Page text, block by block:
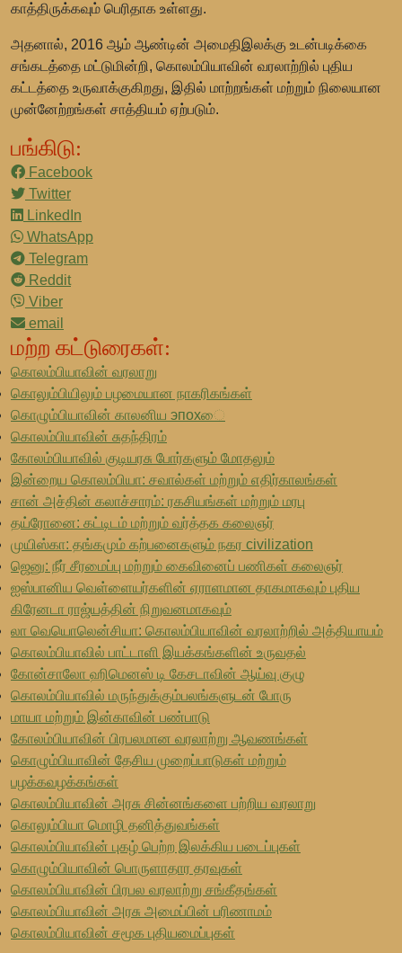
காத்திருக்கவும் பெரிதாக உள்ளது.
அதனால், 2016 ஆம் ஆண்டின் அமைதிஇலக்கு உடன்படிக்கை
சங்கடத்தை மட்டுமின்றி, கொலம்பியாவின் வரலாற்றில் புதிய
கட்டத்தை உருவாக்குகிறது, இதில் மாற்றங்கள் மற்றும் நிலையான
முன்னேற்றங்கள் சாத்தியம் ஏற்படும்.
பங்கிடு:
Facebook
Twitter
LinkedIn
WhatsApp
Telegram
Reddit
Viber
email
மற்ற கட்டுரைகள்:
கொலம்பியாவின் வரலாறு
கொலும்பியிலும் பழமையான நாகரிகங்கள்
கொழும்பியாவின் காலனிய эпохை
கொலம்பியாவின் சுதந்திரம்
கோலம்பியாவில் குடியரசு போர்களும் மோதலும்
இன்றைய கொலம்பியா: சவால்கள் மற்றும் எதிர்காலங்கள்
சான் அச்தின் கலாச்சாரம்: ரகசியங்கள் மற்றும் மரபு
தய்ரோனை: கட்டிடம் மற்றும் வர்த்தக கலைஞர்
முயிஸ்கா: தங்கமும் கற்பனைகளும் நகர civilization
ஜெனு: நீர் சீரமைப்பு மற்றும் கைவினைப் பணிகள் கலைஞர்
ஐஸ்பானிய வெள்ளையர்களின் ஏராளமான தாகமாகவும் புதிய
கிரேனடா ராஜ்யத்தின் நிறுவனமாகவும்
லா வெயொலென்சியா: கொலம்பியாவின் வரலாற்றில் அத்தியாயம்
கொலம்பியாவில் பாட்டாளி இயக்கங்களின் உருவதல்
கோன்சாலோ ஹிமெனஸ் டி கேசடாவின் ஆய்வு குழு
கொலம்பியாவில் மருந்துக்கும்பலங்களுடன் போரு
மாயா மற்றும் இன்காவின் பண்பாடு
கோலம்பியாவின் பிரபலமான வரலாற்று ஆவணங்கள்
கொழும்பியாவின் தேசிய முறைப்பாடுகள் மற்றும்
பழக்கவழக்கங்கள்
கொலம்பியாவின் அரசு சின்னங்களை பற்றிய வரலாறு
கொலும்பியா மொழி தனித்துவங்கள்
கொலம்பியாவின் புகழ் பெற்ற இலக்கிய படைப்புகள்
கொழும்பியாவின் பொருளாதார தரவுகள்
கொலம்பியாவின் பிரபல வரலாற்று சங்கீதங்கள்
கொலம்பியாவின் அரசு அமைப்பின் பரிணாமம்
கொலம்பியாவின் சமூக புதியமைப்புகள்